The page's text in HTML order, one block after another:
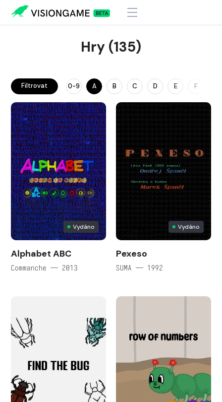
Hry (135)
Filtrovat 0-9 A B C D E F
Vydáno
Alphabet ABC
Commanche — 2013
Vydáno
Pexeso
SUMA — 1992